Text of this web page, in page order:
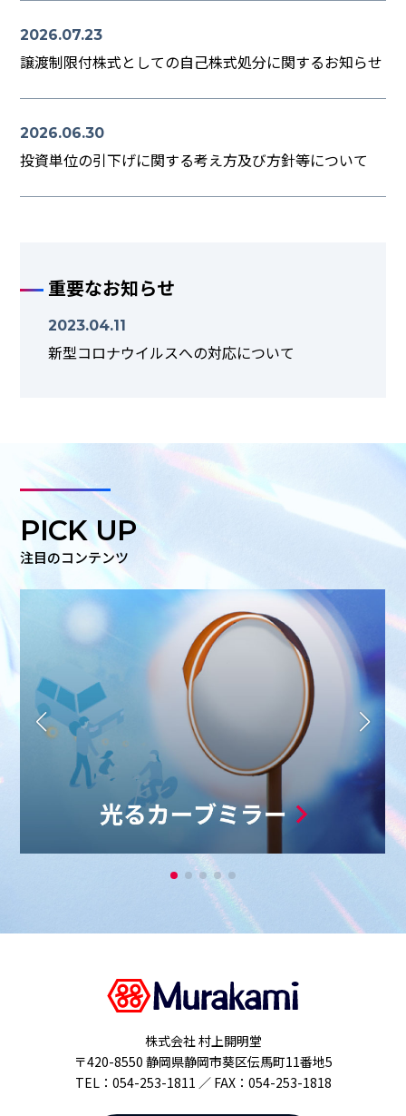
2026.07.23
譲渡制限付株式としての自己株式処分に関するお知らせ
2026.06.30
投資単位の引下げに関する考え方及び方針等について
重要なお知らせ
2023.04.11
新型コロナウイルスへの対応について
PICK UP
注目のコンテンツ
株式会社 村上開明堂
〒420-8550 静岡県静岡市葵区伝馬町11番地5
TEL：054-253-1811 ／ FAX：054-253-1818